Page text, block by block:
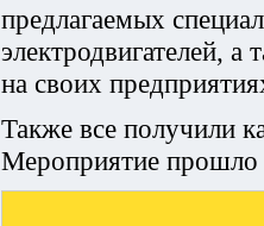
предлагаемых
электродвигателей,
на своих
Также все получили
Мероприятие прошло